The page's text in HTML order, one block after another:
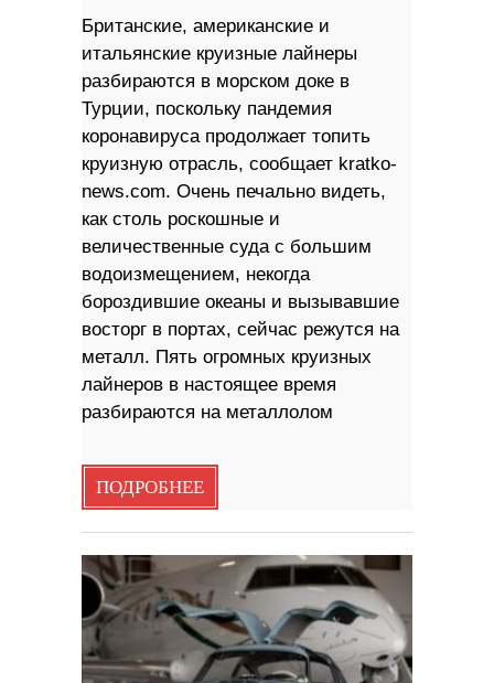
Британские, американские и
итальянские круизные лайнеры
разбираются в морском доке в
Турции, поскольку пандемия
коронавируса продолжает топить
круизную отрасль, сообщает kratko-
news.com. Очень печально видеть,
как столь роскошные и
величественные суда с большим
водоизмещением, некогда
бороздившие океаны и вызывавшие
восторг в портах, сейчас режутся на
металл. Пять огромных круизных
лайнеров в настоящее время
разбираются на металлолом
ПОДРОБНЕЕ